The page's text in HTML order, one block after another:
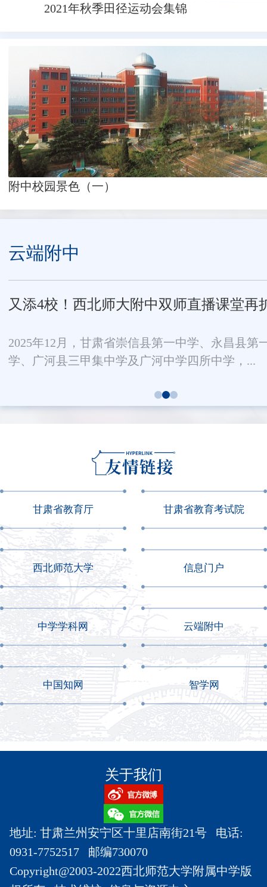
2021年秋季田径运动会集锦
附中校园景色（一）
云端附中
又添4校！西北师大附中双师直播课堂再
2025年12月，甘肃省崇信县第一中学、永昌县第
学、广河县三甲集中学及广河中学四所中学，...
甘肃省教育厅 甘肃省教育考试院
西北师范大学 信息门户
中学学科网 云端附中
中国知网 智学网
关于我们
地址: 甘肃兰州安宁区十里店南街21号 电话:
0931-7752517 邮编730070
Copyright@2003-2022西北师范大学附属中学版